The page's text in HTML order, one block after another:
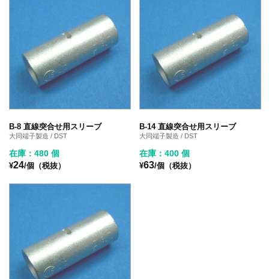
B-8 直線突合せ用スリーブ
大同端子製造 / DST
在庫：480 個
¥24/個（税抜）
B-14 直線突合せ用スリーブ
大同端子製造 / DST
在庫：400 個
¥63/個（税抜）